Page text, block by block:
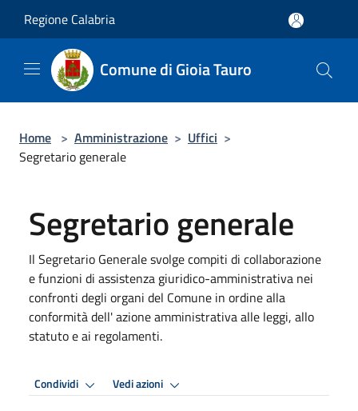
Regione Calabria
Comune di Gioia Tauro
Home > Amministrazione > Uffici >
Segretario generale
Segretario generale
Il Segretario Generale svolge compiti di collaborazione
e funzioni di assistenza giuridico-amministrativa nei
confronti degli organi del Comune in ordine alla
conformità dell' azione amministrativa alle leggi, allo
statuto e ai regolamenti.
Condividi Vedi azioni